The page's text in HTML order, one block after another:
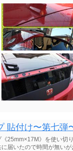
貼付け〜第七弾
25mm×17M》を使い切
届いたので時間が無い